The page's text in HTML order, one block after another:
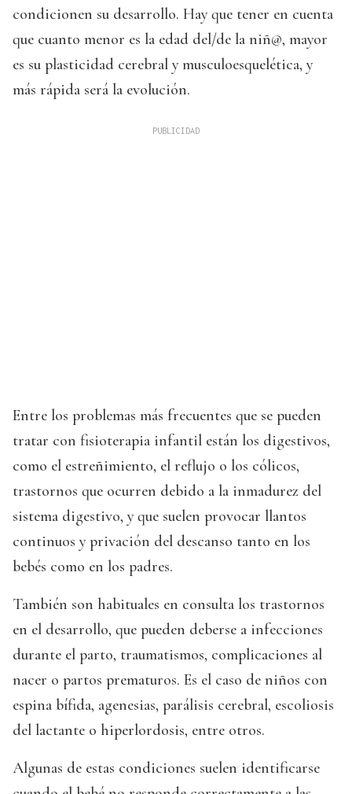
condicionen su desarrollo. Hay que tener en cuenta
que cuanto menor es la edad del/de la niñ@, mayor
es su plasticidad cerebral y musculoesquelética, y
más rápida será la evolución.
Entre los problemas más frecuentes que se pueden
tratar con fisioterapia infantil están los digestivos,
como el estreñimiento, el reflujo o los cólicos,
trastornos que ocurren debido a la inmadurez del
sistema digestivo, y que suelen provocar llantos
continuos y privación del descanso tanto en los
bebés como en los padres.
También son habituales en consulta los trastornos
en el desarrollo, que pueden deberse a infecciones
durante el parto, traumatismos, complicaciones al
nacer o partos prematuros. Es el caso de niños con
espina bífida, agenesias, parálisis cerebral, escoliosis
del lactante o hiperlordosis, entre otros.
Algunas de estas condiciones suelen identificarse